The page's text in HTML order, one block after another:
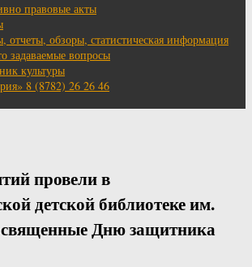
правовые акты
отчеты, обзоры, статистическая информация
задаваемые вопросы
культуры
8 (8782) 26 26 46
провели в
детской библиотеке им.
Дню защитника